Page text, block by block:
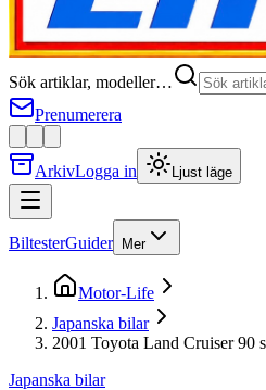
Sök artiklar, modeller…
Prenumerera
ArkivLogga in Ljust läge
BiltesterGuider Mer
Motor-Life
Japanska bilar
2001 Toyota Land Cruiser 90
Japanska bilar